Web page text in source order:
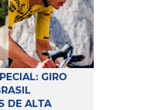
do veículo: o
conectar
do
os
o pivô […]
GIRO
DE ALTA